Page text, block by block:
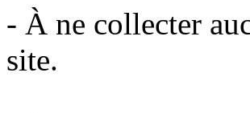
- À ne collecter
site.